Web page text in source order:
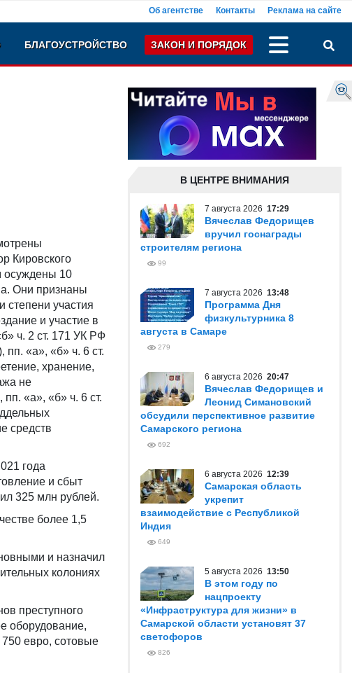
Об агентстве Контакты Реклама на сайте
БЛАГОУСТРОЙСТВО ЗАКОН И ПОРЯДОК
Кировского
осуждены 10
Они признаны
степени участия
и участие в
ч. 2 ст. 171 УК РФ
пп. «а», «б» ч. 6 ст.
хранение,
не
«а», «б» ч. 6 ст.
средств
года
и сбыт
325 млн рублей.
более 1,5
и назначил
колониях
преступного
оборудование,
евро, сотовые
В ЦЕНТРЕ ВНИМАНИЯ
7 августа 2026 17:29
Вячеслав Федорищев
вручил госнаграды
строителям региона
99
7 августа 2026 13:48
Программа Дня
физкультурника 8
августа в Самаре
279
6 августа 2026 20:47
Вячеслав Федорищев и
Леонид Симановский
обсудили перспективное развитие
Самарского региона
692
6 августа 2026 12:39
Самарская область
укрепит
взаимодействие с Республикой
Индия
649
5 августа 2026 13:50
В этом году по
нацпроекту
«Инфраструктура для жизни» в
Самарской области установят 37
светофоров
826